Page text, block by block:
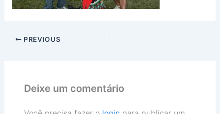
PREVIOUS
Deixe um comentário